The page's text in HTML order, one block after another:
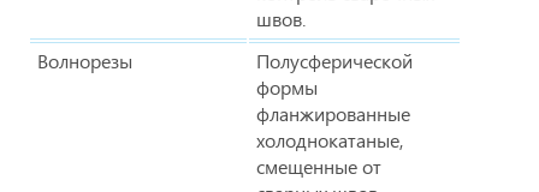
швов.
Волнорезы
Полусферической
формы
фланжированные
холоднокатаные,
смещенные от